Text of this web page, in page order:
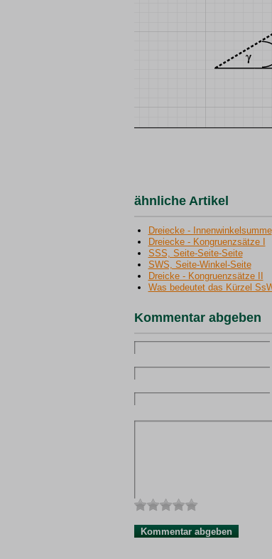
ähnliche Artikel
Dreiecke - Innenwinkelsumme
Dreiecke - Kongruenzsätze I
SSS, Seite-Seite-Seite
SWS, Seite-Winkel-Seite
Dreicke - Kongruenzsätze II
Was bedeutet das Kürzel
Kommentar abgeben